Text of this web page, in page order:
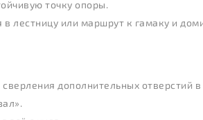
точку опоры.
лестницу или маршрут к гамаку и
дополнительных отверстий в